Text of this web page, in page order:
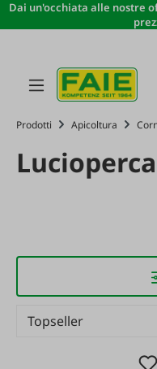
Passa al contenuto
Dai un'occhiata alle nostre
Prodotti Apicoltura
Lucioperca